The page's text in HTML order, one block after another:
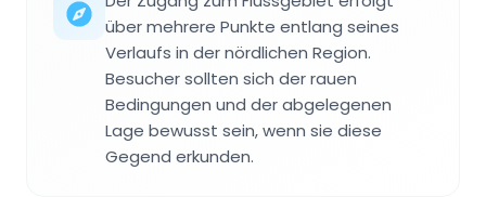
über mehrere Punkte entlang seines
Verlaufs in der nördlichen Region.
Besucher sollten sich der rauen
Bedingungen und der abgelegenen
Lage bewusst sein, wenn sie diese
Gegend erkunden.